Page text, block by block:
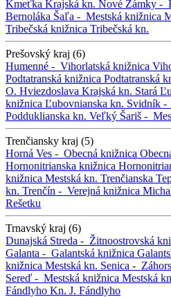
Kmeťka Krajská kn. Nové Zámky -
Bernoláka Šaľa - Mestská knižnica
Tribečská knižnica Tribečská kn.
Prešovský kraj (6)
Humenné - Vihorlatská knižnica
Podtatranská knižnica Podtatranská
O. Hviezdoslava Krajská kn. Stará
knižnica Ľubovnianska kn. Svidník -
Podduklianska kn. Veľký Šariš -
Trenčiansky kraj (5)
Horná Ves - Obecná knižnica
Hornonitrianska knižnica
knižnica Mestská kn. Trenčianska
kn. Trenčín - Verejná knižnica
Rešetku
Trnavský kraj (6)
Dunajská Streda - Žitnoostrovská
Galanta - Galantská knižnica
knižnica Mestská kn. Senica -
Sereď - Mestská knižnica Mestská
Fándlyho Kn. J. Fándlyho